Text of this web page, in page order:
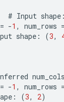
# Input shape :
= -1 , num_rows =
shape : (3,
num_cols
= -1 , num_rows =
: (3, 2)